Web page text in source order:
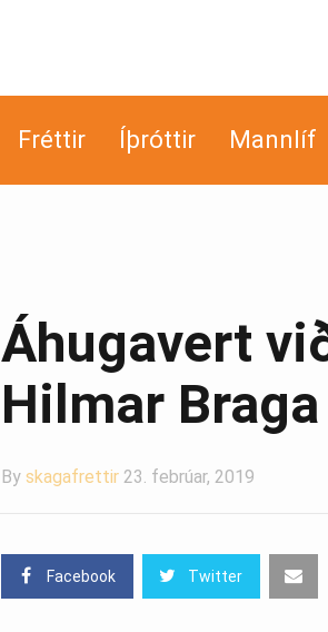
Fréttir Íþróttir Mannlíf
Áhugavert
Hilmar
By skagafrettir 23. febrúar, 2019
Facebook Twitter